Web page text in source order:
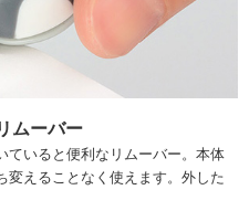
ムーバー
ていると便利なリムーバー。本体
変えることなく使えます。外した